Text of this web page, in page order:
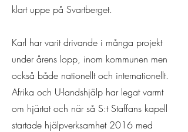
klart uppe på Svartberget.
Karl har varit drivande i många projekt
under årens lopp, inom kommunen men
också både nationellt och internationellt.
Afrika och U-landshjälp har legat varmt
om hjärtat och när så S:t Staffans kapell
startade hjälpverksamhet 2016 med